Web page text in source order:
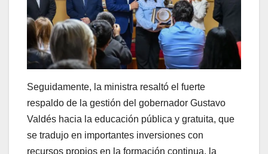
Seguidamente, la ministra resaltó el fuerte
respaldo de la gestión del gobernador Gustavo
Valdés hacia la educación pública y gratuita, que
se tradujo en importantes inversiones con
recursos propios en la formación continua, la